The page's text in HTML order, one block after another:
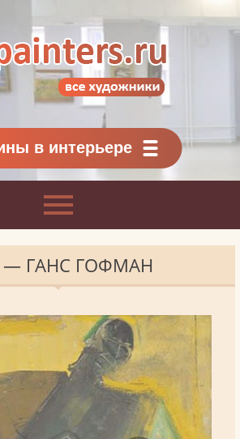
в интерьере
— ГАНС ГОФМАН